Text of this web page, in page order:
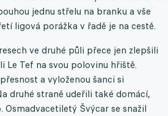
jednu střelu na branku a vše
ligová porážka v řadě je na cestě.
ve druhé půli přece jen zlepšili
Le Tef na svou polovinu hřiště.
a vyloženou šanci si
druhé straně udeřili také domácí,
Švýcar se snažil